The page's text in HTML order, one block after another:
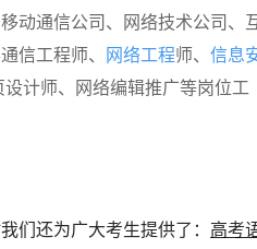
动通信公司、网络技术公司、
信工程师、 网络工程师、 信息
计师、网络编辑推广等岗位工
们还为广大考生提供了： 高考